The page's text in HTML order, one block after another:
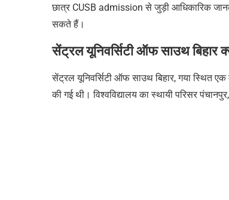
छात्र CUSB admission से जुड़ी आधिकारिक
सकते हैं।
सेंट्रल यूनिवर्सिटी ऑफ साउथ बिहार
सेंट्रल यूनिवर्सिटी ऑफ साउथ बिहार, गया स्थित
की गई थी। विश्वविद्यालय का स्थायी परिसर